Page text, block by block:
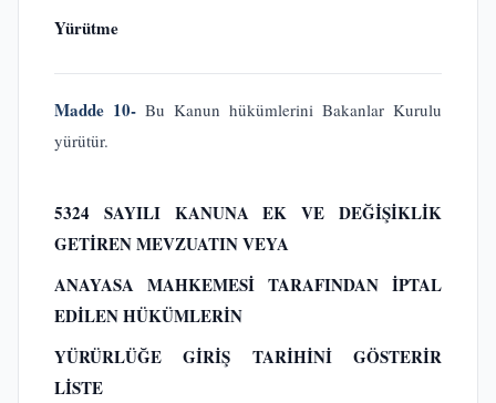
Yürütme
Madde 10- Bu Kanun hükümlerini Bakanlar Kurulu
yürütür.
5324 SAYILI KANUNA EK VE DEĞİŞİKLİK
GETİREN MEVZUATIN VEYA
ANAYASA MAHKEMESİ TARAFINDAN İPTAL
EDİLEN HÜKÜMLERİN
YÜRÜRLÜĞE GİRİŞ TARİHİNİ GÖSTERİR
LİSTE